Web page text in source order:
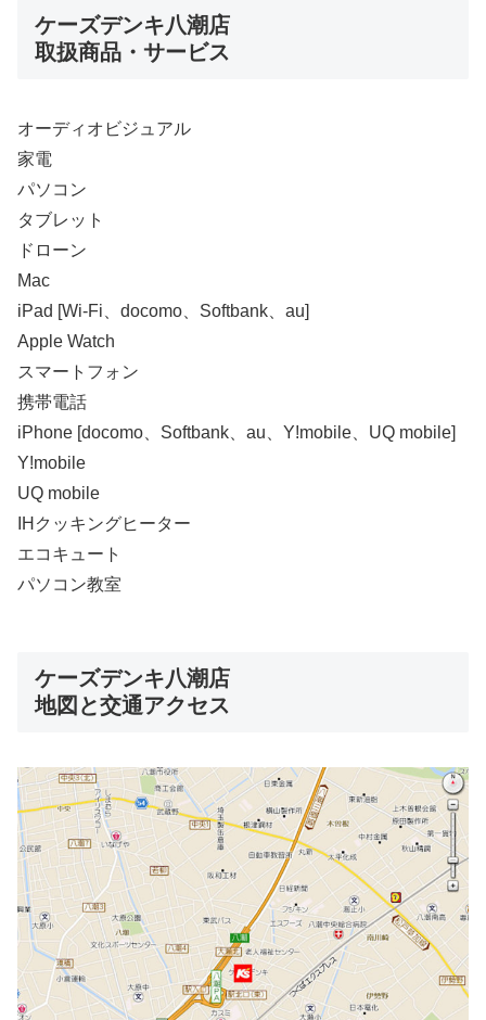
ケーズデンキ八潮店
取扱商品・サービス
オーディオビジュアル
家電
パソコン
タブレット
ドローン
Mac
iPad [Wi-Fi、docomo、Softbank、au]
Apple Watch
スマートフォン
携帯電話
iPhone [docomo、Softbank、au、Y!mobile、UQ mobile]
Y!mobile
UQ mobile
IHクッキングヒーター
エコキュート
パソコン教室
ケーズデンキ八潮店
地図と交通アクセス